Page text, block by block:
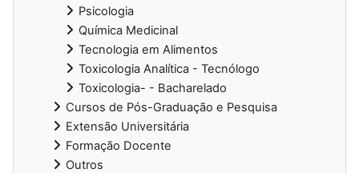
Psicologia
Química Medicinal
Tecnologia em Alimentos
Toxicologia Analítica - Tecnólogo
Toxicologia- - Bacharelado
Cursos de Pós-Graduação e Pesquisa
Extensão Universitária
Formação Docente
Outros